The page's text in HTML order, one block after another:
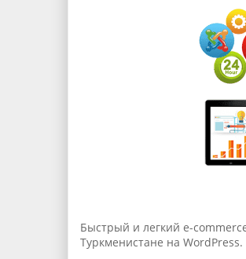
Быстрый и легкий e-
Туркменистане на WordPress.